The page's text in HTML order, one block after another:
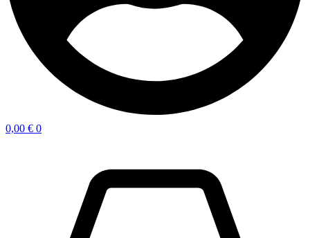
0,00 € 0